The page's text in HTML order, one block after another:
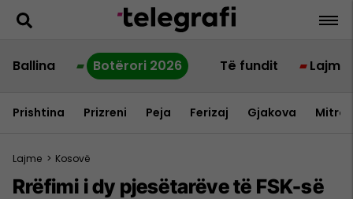
Ballina Botërori 2026 Të fundit Lajme
Prishtina Prizreni Peja Ferizaj Gjakova
Lajme > Kosovë
Rrëfimi i dy pjesëtarëve të FSK-së